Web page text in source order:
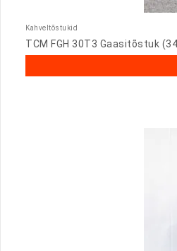
Kahveltõstukid
TCM FGH 30T3 Gaasitõstuk